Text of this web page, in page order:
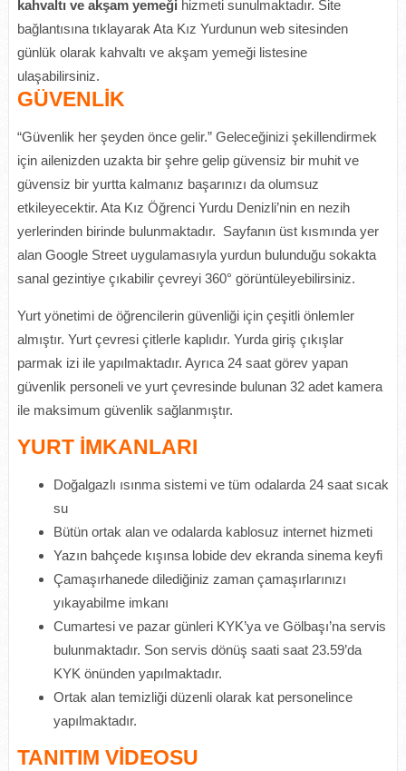
kahvaltı ve akşam yemeği hizmeti sunulmaktadır. Site
bağlantısına tıklayarak Ata Kız Yurdunun web sitesinden
günlük olarak kahvaltı ve akşam yemeği listesine
ulaşabilirsiniz.
GÜVENLİK
“Güvenlik her şeyden önce gelir.” Geleceğinizi şekillendirmek
için ailenizden uzakta bir şehre gelip güvensiz bir muhit ve
güvensiz bir yurtta kalmanız başarınızı da olumsuz
etkileyecektir. Ata Kız Öğrenci Yurdu Denizli’nin en nezih
yerlerinden birinde bulunmaktadır. Sayfanın üst kısmında yer
alan Google Street uygulamasıyla yurdun bulunduğu sokakta
sanal gezintiye çıkabilir çevreyi 360° görüntüleyebilirsiniz.
Yurt yönetimi de öğrencilerin güvenliği için çeşitli önlemler
almıştır. Yurt çevresi çitlerle kaplıdır. Yurda giriş çıkışlar
parmak izi ile yapılmaktadır. Ayrıca 24 saat görev yapan
güvenlik personeli ve yurt çevresinde bulunan 32 adet kamera
ile maksimum güvenlik sağlanmıştır.
YURT İMKANLARI
Doğalgazlı ısınma sistemi ve tüm odalarda 24 saat sıcak
su
Bütün ortak alan ve odalarda kablosuz internet hizmeti
Yazın bahçede kışınsa lobide dev ekranda sinema keyfi
Çamaşırhanede dilediğiniz zaman çamaşırlarınızı
yıkayabilme imkanı
Cumartesi ve pazar günleri KYK’ya ve Gölbaşı’na servis
bulunmaktadır. Son servis dönüş saati saat 23.59’da
KYK önünden yapılmaktadır.
Ortak alan temizliği düzenli olarak kat personelince
yapılmaktadır.
TANITIM VİDEOSU